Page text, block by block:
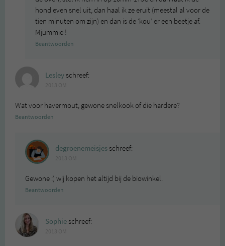
hond even snel uit, dan haal ik ze eruit (meestal al voor de
tien minuten om zijn) en dan is de ‘kou’ er een beetje af.
Mjummie !
Beantwoorden
Lesleyschreef:
Wat voor havermout, gewone snelkook of die hardere?
Beantwoorden
degroenemeisjesschreef:
Gewone :) wij kopen het altijd bij de biowinkel.
Beantwoorden
Sophieschreef: